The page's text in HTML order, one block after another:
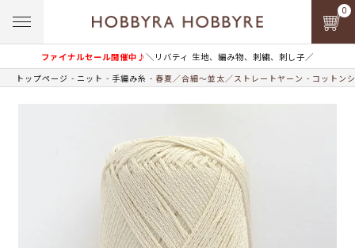
ファイナルセール開催中♪＼リバティ 生地、編み物、刺繍、刺し子／
0
トップページ ニット 手編み糸 春夏／合細～並太／ストレートヤーン コットン